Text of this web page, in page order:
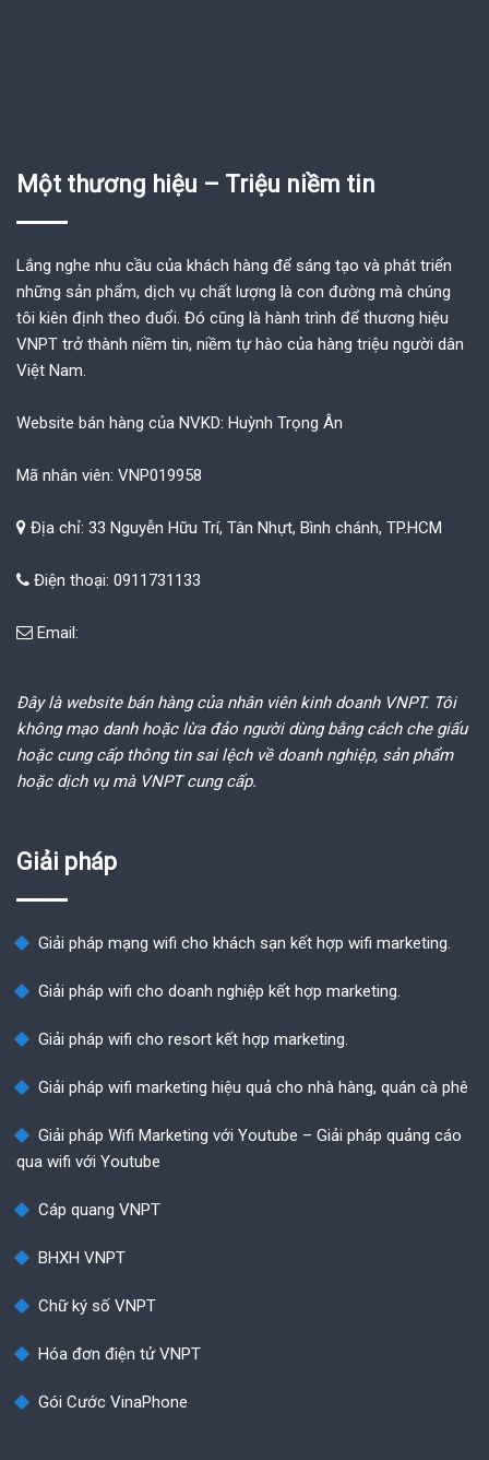
Một thương hiệu – Triệu niềm tin
Lắng nghe nhu cầu của khách hàng để sáng tạo và phát triển
những sản phẩm, dịch vụ chất lượng là con đường mà chúng
tôi kiên định theo đuổi. Đó cũng là hành trình để thương hiệu
VNPT trở thành niềm tin, niềm tự hào của hàng triệu người dân
Việt Nam.
Website bán hàng của NVKD: Huỳnh Trọng Ân
Mã nhân viên: VNP019958
Địa chỉ: 33 Nguyễn Hữu Trí, Tân Nhựt, Bình chánh, TP.HCM
Điện thoại: 0911731133
Email:
Đây là website bán hàng của nhân viên kinh doanh VNPT. Tôi
không mạo danh hoặc lừa đảo người dùng bằng cách che giấu
hoặc cung cấp thông tin sai lệch về doanh nghiệp, sản phẩm
hoặc dịch vụ mà VNPT cung cấp.
Giải pháp
Giải pháp mạng wifi cho khách sạn kết hợp wifi marketing.
Giải pháp wifi cho doanh nghiệp kết hợp marketing.
Giải pháp wifi cho resort kết hợp marketing.
Giải pháp wifi marketing hiệu quả cho nhà hàng, quán cà phê
Giải pháp Wifi Marketing với Youtube – Giải pháp quảng cáo
qua wifi với Youtube
Cáp quang VNPT
BHXH VNPT
Chữ ký số VNPT
Hóa đơn điện tử VNPT
Gói Cước VinaPhone